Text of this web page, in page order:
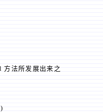
方法所发展出来之